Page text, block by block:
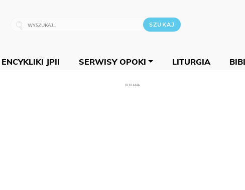
ENCYKLIKI JPII SERWISY OPOKI LITURGIA
REKLAMA